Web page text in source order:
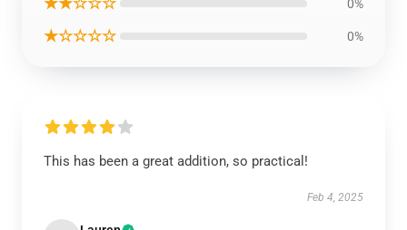
0%
★☆☆☆☆ 0%
This has been a great addition, so practical!
Feb 4, 2025